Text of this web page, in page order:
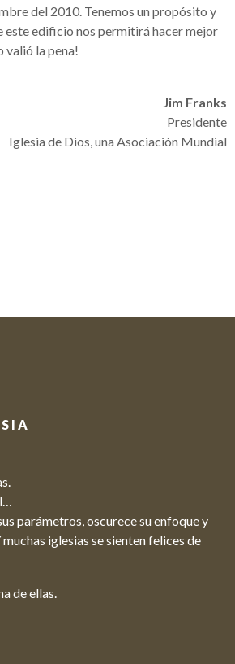
del 2010. Tenemos un propósito y
este edificio nos permitirá hacer mejor
valió la pena!
Jim Franks
Presidente
Iglesia de Dios, una Asociación Mundial
parámetros, oscurece su enfoque y
iglesias se sienten felices de
de ellas.